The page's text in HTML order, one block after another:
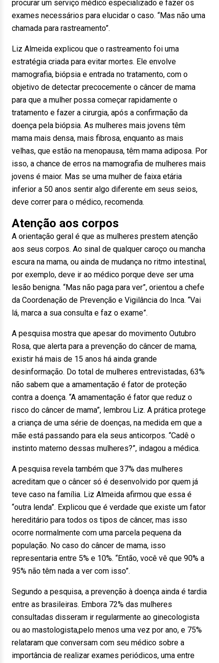
procurar um serviço médico especializado e fazer os
exames necessários para elucidar o caso. “Mas não uma
chamada para rastreamento”.
Liz Almeida explicou que o rastreamento foi uma
estratégia criada para evitar mortes. Ele envolve
mamografia, biópsia e entrada no tratamento, com o
objetivo de detectar precocemente o câncer de mama
para que a mulher possa começar rapidamente o
tratamento e fazer a cirurgia, após a confirmação da
doença pela biópsia. As mulheres mais jovens têm
mama mais densa, mais fibrosa, enquanto as mais
velhas, que estão na menopausa, têm mama adiposa. Por
isso, a chance de erros na mamografia de mulheres mais
jovens é maior. Mas se uma mulher de faixa etária
inferior a 50 anos sentir algo diferente em seus seios,
deve correr para o médico, recomenda.
Atenção aos corpos
A orientação geral é que as mulheres prestem atenção
aos seus corpos. Ao sinal de qualquer caroço ou mancha
escura na mama, ou ainda de mudança no ritmo intestinal,
por exemplo, deve ir ao médico porque deve ser uma
lesão benigna. “Mas não paga para ver”, orientou a chefe
da Coordenação de Prevenção e Vigilância do Inca. “Vai
lá, marca a sua consulta e faz o exame”.
A pesquisa mostra que apesar do movimento Outubro
Rosa, que alerta para a prevenção do câncer de mama,
existir há mais de 15 anos há ainda grande
desinformação. Do total de mulheres entrevistadas, 63%
não sabem que a amamentação é fator de proteção
contra a doença. “A amamentação é fator que reduz o
risco do câncer de mama”, lembrou Liz. A prática protege
a criança de uma série de doenças, na medida em que a
mãe está passando para ela seus anticorpos. “Cadê o
instinto materno dessas mulheres?”, indagou a médica.
A pesquisa revela também que 37% das mulheres
acreditam que o câncer só é desenvolvido por quem já
teve caso na família. Liz Almeida afirmou que essa é
“outra lenda”. Explicou que é verdade que existe um fator
hereditário para todos os tipos de câncer, mas isso
ocorre normalmente com uma parcela pequena da
população. No caso do câncer de mama, isso
representaria entre 5% e 10%. “Então, você vê que 90% a
95% não têm nada a ver com isso”.
Segundo a pesquisa, a prevenção à doença ainda é tardia
entre as brasileiras. Embora 72% das mulheres
consultadas disseram ir regularmente ao ginecologista
ou ao mastologista,pelo menos uma vez por ano, e 75%
relataram que conversam com seu médico sobre a
importância de realizar exames periódicos, uma entre